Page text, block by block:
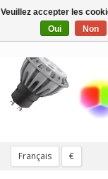
Français €
Toggle
navigation
Veuillez accepter les
Oui
Non